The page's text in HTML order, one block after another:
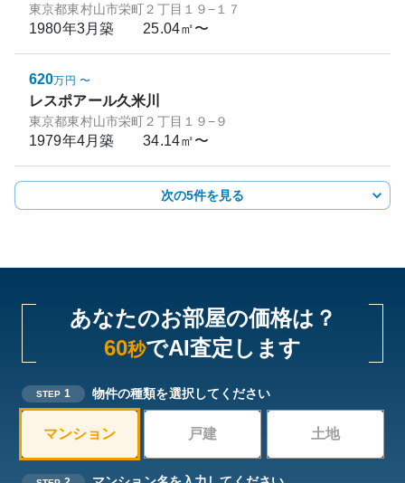
東京都東村山市栄町２丁目１９−１７
1980年3月築 25.04㎡〜
620万円 〜
レスポアール久米川
東京都東村山市栄町２丁目１９−９
1979年4月築 34.14㎡〜
次の5件を見る
あなたのお部屋の価格は？
60秒でAI査定します
STEP 1 物件の種類を選択してください
マンション 戸建 土地